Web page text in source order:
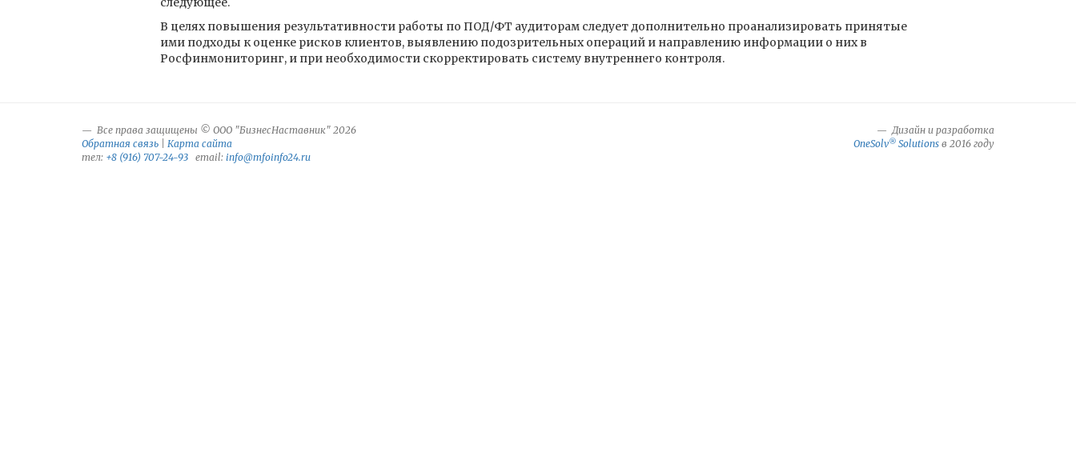
В целях повышения результативности работы по ПОД/ФТ аудиторам следует дополнительно проанализировать принятые
ими подходы к оценке рисков клиентов, выявлению подозрительных операций и направлению информации о них в
Росфинмониторинг, и при необходимости скорректировать систему внутреннего контроля.
Все права защищены © ООО "БизнесНаставник" 2026
Обратная связь
Карта сайта
тел: +8 (916) 707-24-93 email: info@mfoinfo24.ru
Дизайн и разработка
OneSolv® Solutions в 2016 году